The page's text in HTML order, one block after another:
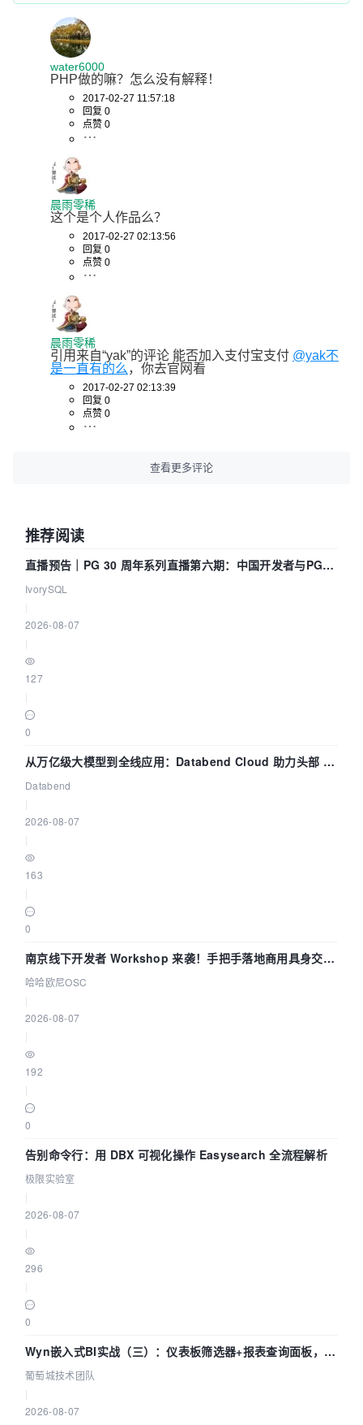
water6000
PHP做的嘛？怎么没有解释！
2017-02-27 11:57:18
回复 0
点赞 0
晨雨零稀
这个是个人作品么？
2017-02-27 02:13:56
回复 0
点赞 0
晨雨零稀
引用来自“yak”的评论 能否加入支付宝支付 @yak不
是一直有的么，你去官网看
2017-02-27 02:13:39
回复 0
点赞 0
查看更多评论
推荐阅读
直播预告｜PG 30 周年系列直播第六期：中国开发者与PG内
核——我们改得动吗？我们贡献了什么？
IvorySQL
2026-08-07
127
0
从万亿级大模型到全线应用：Databend Cloud 助力头部 AI
企业构建全链路 Trace 数据管道
Databend
2026-08-07
163
0
南京线下开发者 Workshop 来袭！手把手落地商用具身交互
智能 Agent 应用
哈哈欧尼OSC
2026-08-07
192
0
告别命令行：用 DBX 可视化操作 Easysearch 全流程解析
极限实验室
2026-08-07
296
0
Wyn嵌入式BI实战（三）：仪表板筛选器+报表查询面板，参
数联动全闭环
葡萄城技术团队
2026-08-07